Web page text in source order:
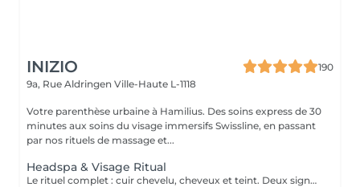
INIZIO
190
9a, Rue Aldringen Ville-Haute L-1118
Votre parenthèse urbaine à Hamilius. Des soins express de 30
minutes aux soins du visage immersifs Swissline, en passant
par nos rituels de massage et...
Headspa & Visage Ritual
Le rituel complet : cuir chevelu, cheveux et teint. Deux signatures suisse-italienne, une cabine privée. Deux heures de bien-être complet, qui réunissent nos deux rituels signatures dans la même cabine privée. La séance s'ouvre par le rituel headspa complet de 90 minutes diagnostic personnalisé du cuir chevelu, protocole en quatre étapes avec Hylis, la marque professionnelle italienne créée à Trévise puis se prolonge par un soin du visage sur mesure avec Swissline, la maison de skincare suisse fondée en 1989, célébrée dans le monde entier pour ses formules à base de collagène dédiées à la longévité de la peau, en exclusivité chez Inizio au Luxembourg. Deux traditions scientifiques, deux collaborations exclusives, un seul moment continu de restauration. La séance se conclut par un brushing soigné. Notre expérience bien-être la plus complète, pensée pour celles et ceux qui souhaitent vraiment sortir du rythme du quotidien. Inclus : rituel headspa Hylis complet, soin du visage Swissline personnalisé, brushing.